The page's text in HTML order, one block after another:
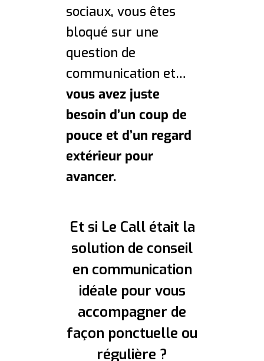
sociaux, vous êtes
bloqué sur une
question de
communication et…
vous avez juste
besoin d’un coup de
pouce et d’un regard
extérieur pour
avancer.
Et si Le Call était la
solution de conseil
en communication
idéale pour vous
accompagner de
façon ponctuelle ou
régulière ?